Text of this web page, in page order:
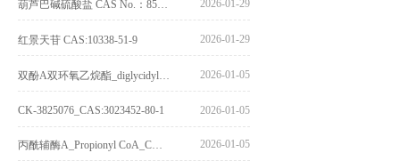
2026-01-29
红景天苷 CAS:10338-51-9 2026-01-29
2026-01-05
CK-3825076_CAS:3023452-80-1 2026-01-05
2026-01-05